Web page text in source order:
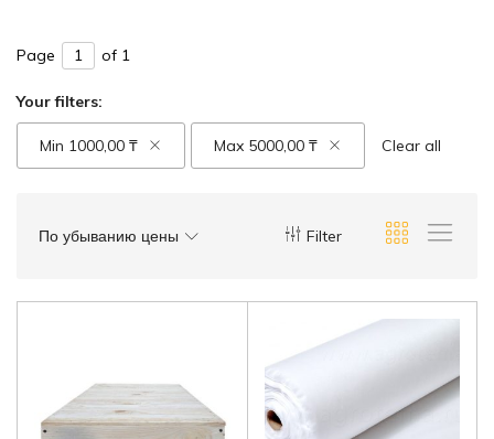
Page of 1
Your filters:
Min 1000,00 ₸ Max 5000,00 ₸ Clear all
Filter
По убыванию цены